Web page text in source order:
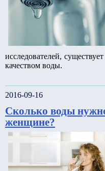
исследователей,
качеством воды.
2016-09-16
Сколько воды
женщине?